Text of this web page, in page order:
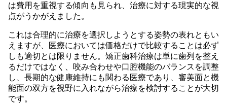
は費用を重視する傾向も見られ、治療に対する現実的な視
点がうかがえました。
これは合理的に治療を選択しようとする姿勢の表れともい
えますが、医療においては価格だけで比較することは必ず
しも適切とは限りません。矯正歯科治療は単に歯列を整え
るだけではなく、咬み合わせや口腔機能のバランスを調整
し、長期的な健康維持にも関わる医療であり、審美面と機
能面の双方を視野に入れながら治療を検討することが大切
です。